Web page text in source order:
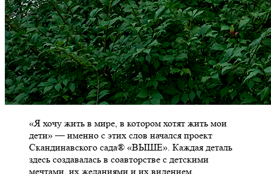
«Я хочу жить в мире, в котором хотят жить мои
дети» — именно с этих слов начался проект
Скандинавского сада® «ВЫШЕ». Каждая деталь
здесь создавалась в соавторстве с детскими
мечтами, их желаниями и их видением.